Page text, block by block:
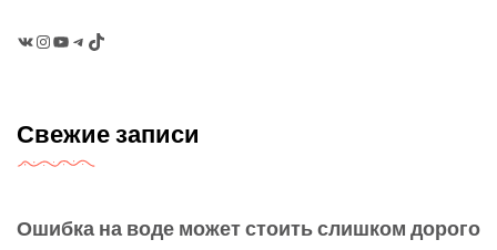
Instagram
YouTubeTelegram
TikTok
Свежие записи
Ошибка на воде может стоить слишком дорого